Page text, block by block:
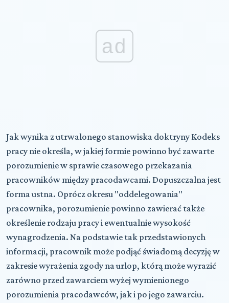
ad
Jak wynika z utrwalonego stanowiska doktryny Kodeks
pracy nie określa, w jakiej formie powinno być zawarte
porozumienie w sprawie czasowego przekazania
pracowników między pracodawcami. Dopuszczalna jest
forma ustna. Oprócz okresu "oddelegowania"
pracownika, porozumienie powinno zawierać także
określenie rodzaju pracy i ewentualnie wysokość
wynagrodzenia. Na podstawie tak przedstawionych
informacji, pracownik może podjąć świadomą decyzję w
zakresie wyrażenia zgody na urlop, którą może wyrazić
zarówno przed zawarciem wyżej wymienionego
porozumienia pracodawców, jak i po jego zawarciu.